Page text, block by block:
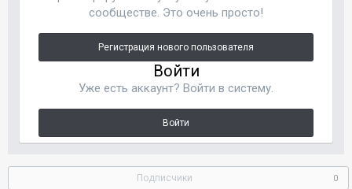
сообществе. Это очень просто!
Регистрация нового пользователя
Войти
Уже есть аккаунт? Войти в систему.
Войти
Подписчики 0